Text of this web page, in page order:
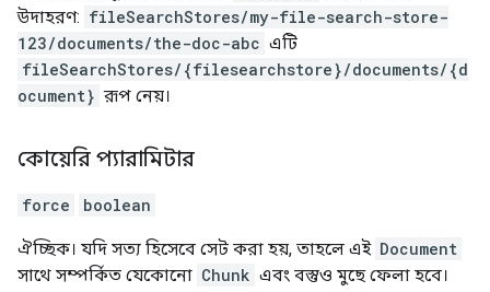
উদাহরণ: fileSearchStores/my-file-search-store-
123/documents/the-doc-abc এটি
fileSearchStores/{filesearchstore}/documents/{d
ocument} রূপ নেয়।
কোয়েরি প্যারামিটার
force boolean
ঐচ্ছিক। যদি সত্য হিসেবে সেট করা হয়, তাহলে এই Document
সাথে সম্পর্কিত যেকোনো Chunk এবং বস্তুও মুছে ফেলা হবে।